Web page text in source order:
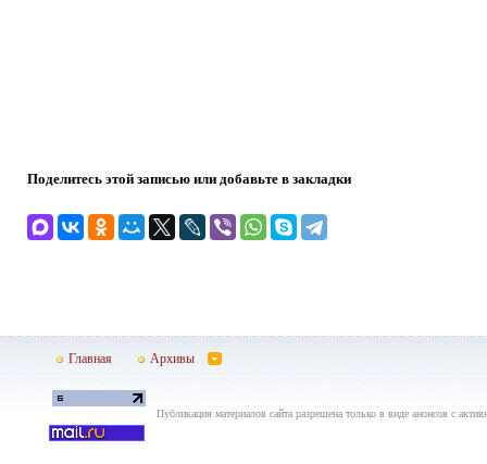
Поделитесь этой записью или добавьте в закладки
Главная Архивы
Публикация материалов сайта разрешена только в виде анонсов с